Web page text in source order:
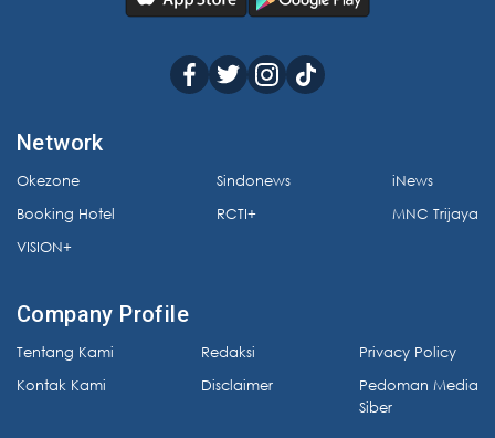
Network
Okezone
Booking Hotel
VISION+
Sindonews
RCTI+
iNews
MNC Trijaya
Company Profile
Tentang Kami
Kontak Kami
Redaksi
Disclaimer
Privacy Policy
Pedoman Media
Siber